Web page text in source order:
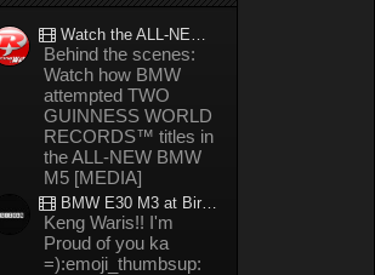
Watch the ALL-NEW BMW M5 refuel mid-drift to take TWO GUINNESS WORLD RECORDS™ titles
Behind the scenes:
Watch how BMW
attempted TWO
GUINNESS WORLD
RECORDS™ titles in
the ALL-NEW BMW
M5 [MEDIA]
BMW E30 M3 at Bira circuit Thailand in 02/2008
Keng Waris!! I'm
Proud of you ka
=):emoji_thumbsup: